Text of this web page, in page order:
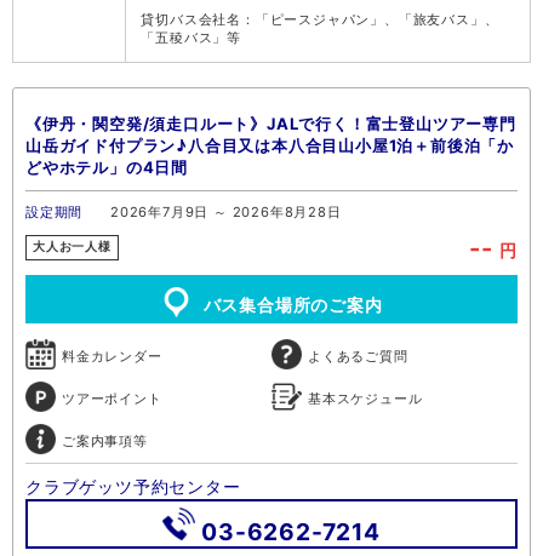
貸切バス会社名：「ピースジャパン」、「旅友バス」、
「五稜バス」等
《伊丹・関空発/須走口ルート》JALで行く！富士登山ツアー専門
山岳ガイド付プラン♪八合目又は本八合目山小屋1泊＋前後泊「か
どやホテル」の4日間
設定期間 2026年7月9日 ～ 2026年8月28日
大人お一人様 -- 円
バス集合場所のご案内
料金カレンダー よくあるご質問
ツアーポイント 基本スケジュール
ご案内事項等
クラブゲッツ予約センター
03-6262-7214